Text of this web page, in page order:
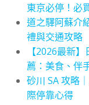
東京必停！必
道之驛阿蘇介
禮與交通攻略
【2026最新
薦：美食、伴
砂川 SA 攻略
際停靠心得